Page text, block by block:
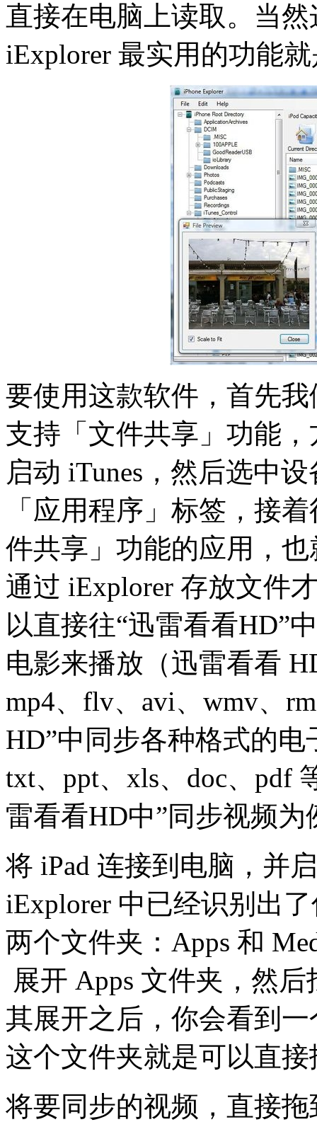
直接在电脑上读取。当
iExplorer 最实用的功能
要使用这款软件，首先
支持「文件共享」功能
启动 iTunes，然后选中
「应用程序」标签，接
件共享」功能的应用，
通过 iExplorer 存放文件
以直接往“迅雷看看HD”
电影来播放（迅雷看看
mp4、flv、avi、wmv、
HD”中同步各种格式的
txt、ppt、xls、doc、pdf
雷看看HD中”同步视频为
将 iPad 连接到电脑，并
iExplorer 中已经识别出
两个文件夹：Apps 和
展开 Apps 文件夹，然
其展开之后，你会看到一
这个文件夹就是可以直
将要同步的视频，直接拖